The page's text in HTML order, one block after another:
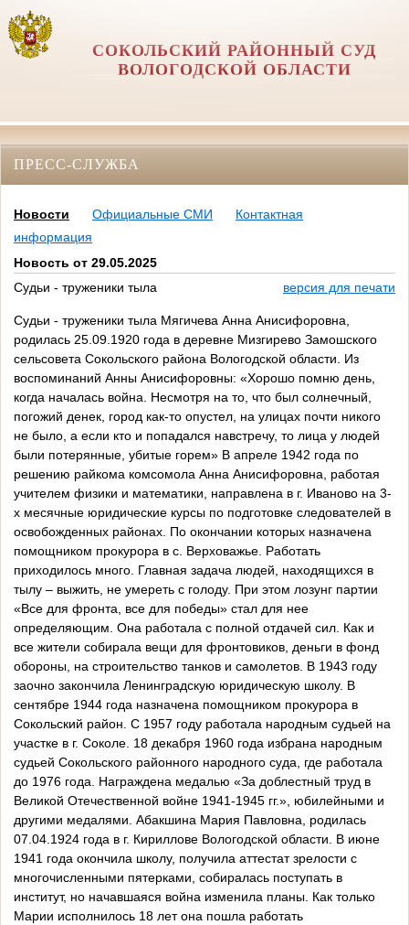
СОКОЛЬСКИЙ РАЙОННЫЙ СУД
ВОЛОГОДСКОЙ ОБЛАСТИ
ПРЕСС-СЛУЖБА
Новости Официальные СМИ
Контактная
информация
Новость от 29.05.2025
Судьи - труженики тыла
версия для печати
Судьи - труженики тыла Мягичева Анна Анисифоровна,
родилась 25.09.1920 года в деревне Мизгирево Замошского
сельсовета Сокольского района Вологодской области. Из
воспоминаний Анны Анисифоровны: «Хорошо помню день,
когда началась война. Несмотря на то, что был солнечный,
погожий денек, город как-то опустел, на улицах почти никого
не было, а если кто и попадался навстречу, то лица у людей
были потерянные, убитые горем» В апреле 1942 года по
решению райкома комсомола Анна Анисифоровна, работая
учителем физики и математики, направлена в г. Иваново на 3-
х месячные юридические курсы по подготовке следователей в
освобожденных районах. По окончании которых назначена
помощником прокурора в с. Верховажье. Работать
приходилось много. Главная задача людей, находящихся в
тылу – выжить, не умереть с голоду. При этом лозунг партии
«Все для фронта, все для победы» стал для нее
определяющим. Она работала с полной отдачей сил. Как и
все жители собирала вещи для фронтовиков, деньги в фонд
обороны, на строительство танков и самолетов. В 1943 году
заочно закончила Ленинградскую юридическую школу. В
сентябре 1944 года назначена помощником прокурора в
Сокольский район. С 1957 году работала народным судьей на
участке в г. Соколе. 18 декабря 1960 года избрана народным
судьей Сокольского районного народного суда, где работала
до 1976 года. Награждена медалью «За доблестный труд в
Великой Отечественной войне 1941-1945 гг.», юбилейными и
другими медалями. Абакшина Мария Павловна, родилась
07.04.1924 года в г. Кириллове Вологодской области. В июне
1941 года окончила школу, получила аттестат зрелости с
многочисленными пятерками, собиралась поступать в
институт, но начавшаяся война изменила планы. Как только
Марии исполнилось 18 лет она пошла работать